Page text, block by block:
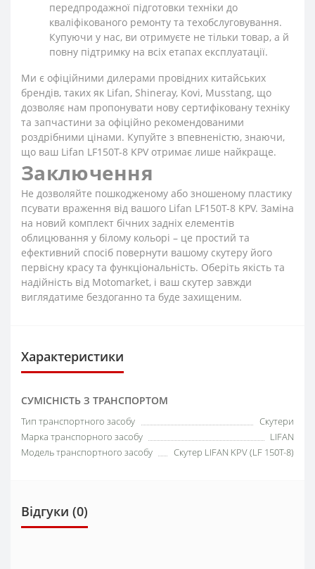
передпродажної підготовки техніки до
кваліфікованого ремонту та техобслуговування.
Купуючи у нас, ви отримуєте не тільки товар, а й
повну підтримку на всіх етапах експлуатації.
Ми є офіційними дилерами провідних китайських
брендів, таких як Lifan, Shineray, Kovi, Musstang, що
дозволяє нам пропонувати нову сертифіковану техніку
та запчастини за офіційно рекомендованими
роздрібними цінами. Купуйте з впевненістю, знаючи,
що ваш Lifan LF150T-8 KPV отримає лише найкраще.
Заключення
Не дозволяйте пошкодженому або зношеному пластику
псувати враження від вашого Lifan LF150T-8 KPV. Заміна
на новий комплект бічних задніх елементів
облицювання у білому кольорі – це простий та
ефективний спосіб повернути вашому скутеру його
первісну красу та функціональність. Оберіть якість та
надійність від Motomarket, і ваш скутер завжди
виглядатиме бездоганно та буде захищеним.
Характеристики
СУМІСНІСТЬ З ТРАНСПОРТОМ
Тип транспортного засобу
Скутери
Марка транспорного засобу
LIFAN
Модель транспортного засобу
Скутер LIFAN KPV (LF 150T-8)
Відгуки (0)